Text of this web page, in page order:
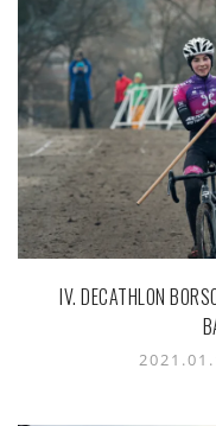
IV. DECATHLON